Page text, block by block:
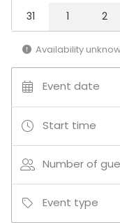
Multi-purpose
Country house
Open air /
Garden / Patio
Terrace
Kitchen
Activities
31
1 2
Availability
Event date
Start time
Number of
Event type